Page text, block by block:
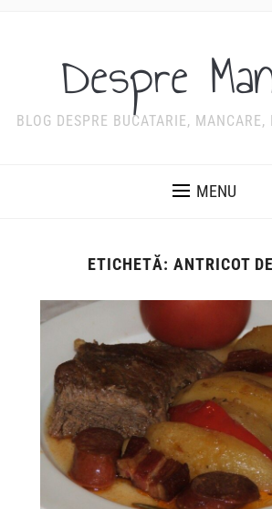
Despre
BLOG DESPRE BUCATARIE, MANCARE,
MENU
ETICHETĂ: ANTRICOT